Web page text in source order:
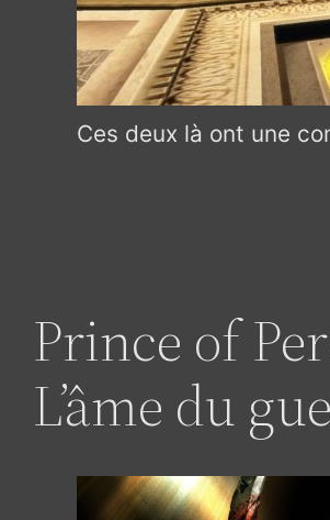
Ces deux là ont une
Prince of
L’âme du